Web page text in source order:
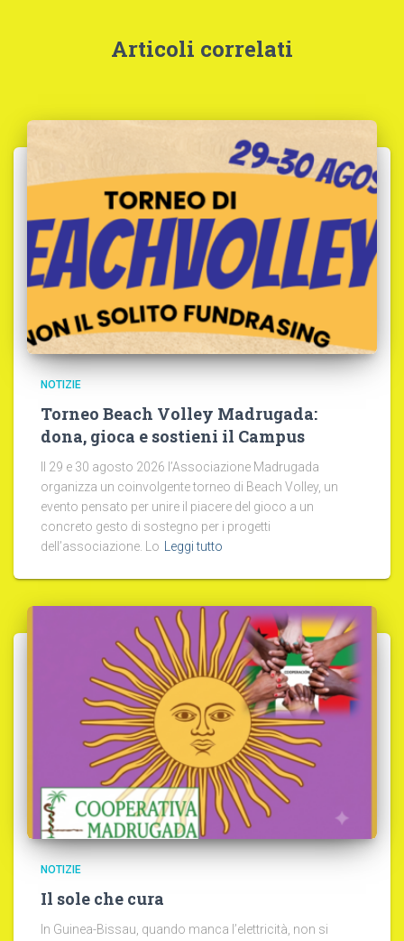
Articoli correlati
NOTIZIE
Torneo Beach Volley Madrugada:
dona, gioca e sostieni il Campus
Il 29 e 30 agosto 2026 l’Associazione Madrugada
organizza un coinvolgente torneo di Beach Volley, un
evento pensato per unire il piacere del gioco a un
concreto gesto di sostegno per i progetti
dell’associazione. Lo
Leggi tutto
NOTIZIE
Il sole che cura
In Guinea-Bissau, quando manca l’elettricità, non si